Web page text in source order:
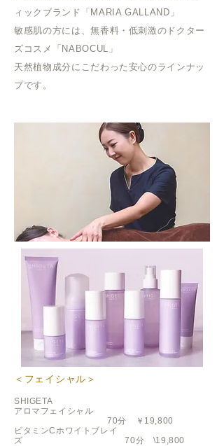
ィックブランド「MARIA GALLAND」
敏感肌の方には、無香料・低刺激のドクター
ズコスメ「NABOCUL」
天然植物成分にこだわった安心のラインナッ
プです。
＜フェイシャル＞
SHIGETA
アロマフェイシャル
70分 ￥19,800
ビタミンCホワイトブレイ
ズ 70分 \19,800